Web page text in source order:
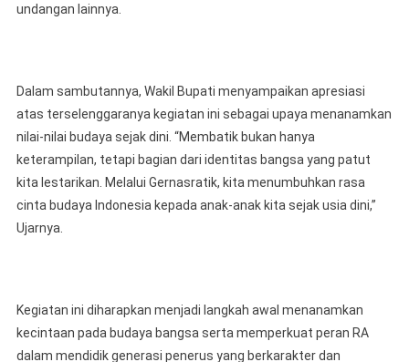
undangan lainnya.
Dalam sambutannya, Wakil Bupati menyampaikan apresiasi
atas terselenggaranya kegiatan ini sebagai upaya menanamkan
nilai-nilai budaya sejak dini. “Membatik bukan hanya
keterampilan, tetapi bagian dari identitas bangsa yang patut
kita lestarikan. Melalui Gernasratik, kita menumbuhkan rasa
cinta budaya Indonesia kepada anak-anak kita sejak usia dini,”
Ujarnya.
Kegiatan ini diharapkan menjadi langkah awal menanamkan
kecintaan pada budaya bangsa serta memperkuat peran RA
dalam mendidik generasi penerus yang berkarakter dan